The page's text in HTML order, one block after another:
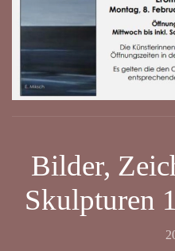
Bilder,
Skulpturen